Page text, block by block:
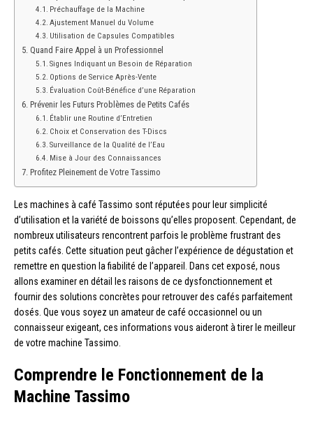
Préchauffage de la Machine
Ajustement Manuel du Volume
Utilisation de Capsules Compatibles
Quand Faire Appel à un Professionnel
Signes Indiquant un Besoin de Réparation
Options de Service Après-Vente
Évaluation Coût-Bénéfice d’une Réparation
Prévenir les Futurs Problèmes de Petits Cafés
Établir une Routine d’Entretien
Choix et Conservation des T-Discs
Surveillance de la Qualité de l’Eau
Mise à Jour des Connaissances
Profitez Pleinement de Votre Tassimo
Les machines à café Tassimo sont réputées pour leur simplicité
d’utilisation et la variété de boissons qu’elles proposent. Cependant, de
nombreux utilisateurs rencontrent parfois le problème frustrant des
petits cafés. Cette situation peut gâcher l’expérience de dégustation et
remettre en question la fiabilité de l’appareil. Dans cet exposé, nous
allons examiner en détail les raisons de ce dysfonctionnement et
fournir des solutions concrètes pour retrouver des cafés parfaitement
dosés. Que vous soyez un amateur de café occasionnel ou un
connaisseur exigeant, ces informations vous aideront à tirer le meilleur
de votre machine Tassimo.
Comprendre le Fonctionnement de la
Machine Tassimo